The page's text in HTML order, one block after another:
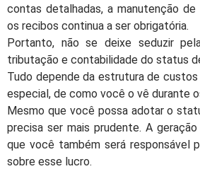
contas detalhadas, a manutenção
os recibos continua a ser obrigatória.
Portanto, não se deixe seduzir
tributação e contabilidade do status
Tudo depende da estrutura de custos
especial, de como você o vê durante
Mesmo que você possa adotar o
precisa ser mais prudente. A
que você também será responsável
sobre esse lucro.